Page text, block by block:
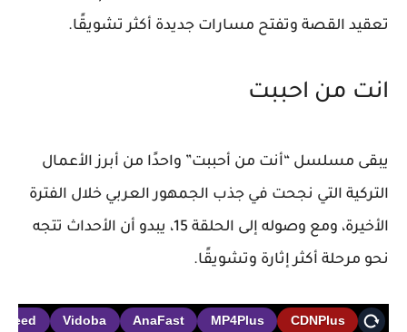
تعقيد القصة وتفتح مسارات جديدة أكثر تشويقًا.
انت من احببت
يبقى مسلسل “أنت من أحببت” واحدًا من أبرز الأعمال
التركية التي نجحت في جذب الجمهور العربي خلال الفترة
الأخيرة، ومع وصوله إلى الحلقة 15، يبدو أن الأحداث تتجه
نحو مرحلة أكثر إثارة وتشويقًا.